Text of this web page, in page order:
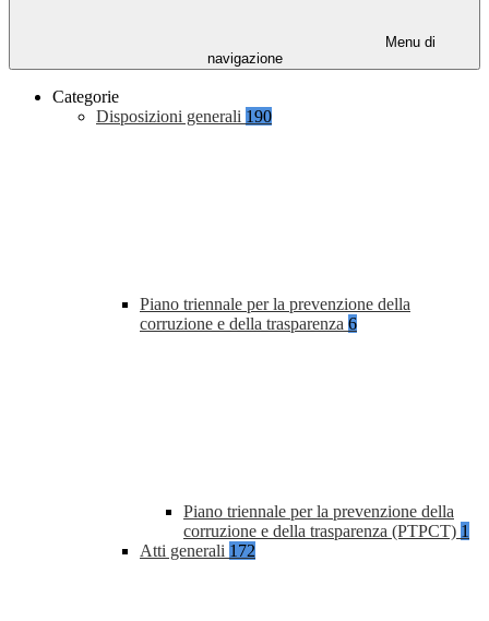
Menu di
navigazione
Categorie
Disposizioni generali 190
Piano triennale per la prevenzione della
corruzione e della trasparenza 6
Piano triennale per la prevenzione della
corruzione e della trasparenza (PTPCT) 1
Atti generali 172